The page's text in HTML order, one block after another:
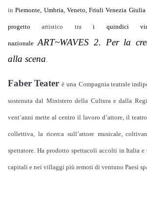
in Piemonte, Umbria, Veneto, Friuli Venezia
progetto artistico trai quindici
nazionale ART~WAVES 2. Per la
alla scena
Faber Teaterè una Compagnia teatrale
sostenuta dal Ministero della Cultura e dalla
vent’anni mette al centro il lavoro d’attore, il
collettiva, la ricerca sull’attore musicale,
spettatore. Ha prodotto spettacoli accolti in Italia
capitali e nei villaggi più remoti di ventuno Paesi